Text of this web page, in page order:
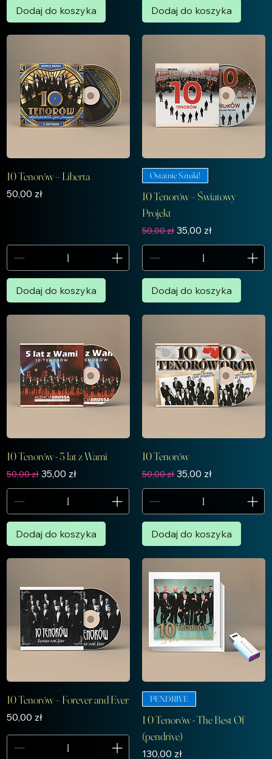
Dodaj do koszyka Dodaj do koszyka
10 Tenorów – Liberta
Cena
50,00 zł
Dodaj do koszyka
Ostatnie Sztuki!
10 Tenorów – Światowy
Projekt
Regularna cena
50,00 zł Cena rabatowa
35,00 zł
Dodaj do koszyka
10 Tenorów - 5 lat z Wami
Regularna cena
50,00 zł Cena rabatowa
35,00 zł
Dodaj do koszyka
10 Tenorów
Regularna cena
50,00 zł Cena rabatowa
35,00 zł
Dodaj do koszyka
10 Tenorów – Forever and Ever
Cena
50,00 zł
PENDRIVE
1 0 Tenorów - The Best Of
(pendrive)
Cena
130,00 zł